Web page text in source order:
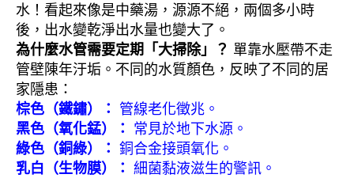
水！看起來像是中藥湯，源源不絕，兩個多小時
後，出水變乾淨出水量也變大了。
為什麼水管需要定期「大掃除」？ 單靠水壓帶不走
管壁陳年汙垢。不同的水質顏色，反映了不同的居
家隱患：
棕色（鐵鏽）：
管線老化徵兆。
黑色（氧化錳）：
常見於地下水源。
綠色（銅綠）： 銅合金接頭氧化。
乳白（生物膜）： 細菌黏液滋生的警訊。